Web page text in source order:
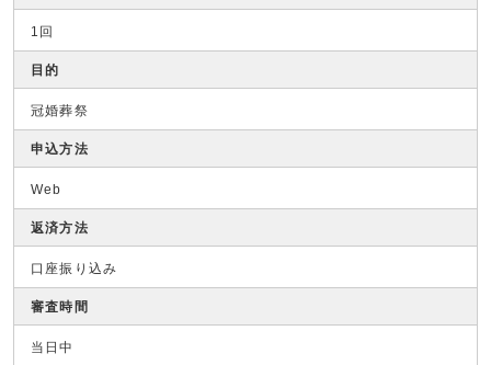
1回
目的
冠婚葬祭
申込方法
Web
返済方法
口座振り込み
審査時間
当日中